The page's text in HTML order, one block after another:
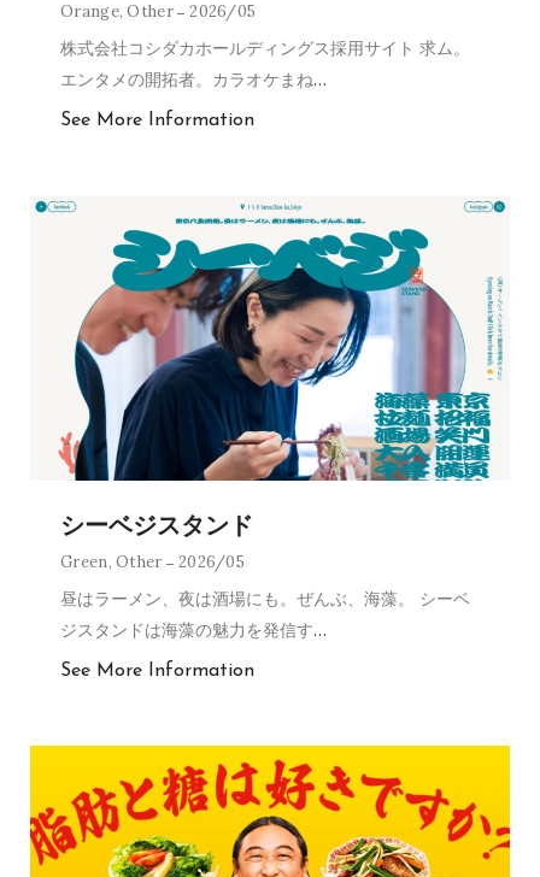
Orange,Other 2026/05
株式会社コシダカホールディングス採用サイト 求ム。
エンタメの開拓者。カラオケまね…
See More Information
シーベジスタンド
Green,Other 2026/05
昼はラーメン、夜は酒場にも。ぜんぶ、海藻。 シーベ
ジスタンドは海藻の魅力を発信す…
See More Information